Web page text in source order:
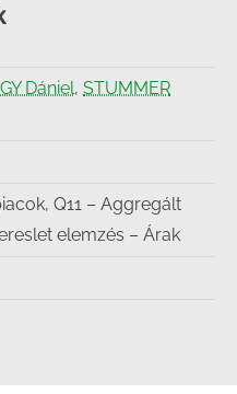
Dániel, STUMMER
Q11 – Aggregált
elemzés – Árak